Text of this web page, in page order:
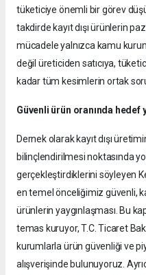
tüketiciye önemli bir görev
takdirde kayıt dışı ürünlerin
mücadele yalnızca kamu
değil üreticiden satıcıya,
kadar tüm kesimlerin ortak
Güvenli ürün oranında hedef
Dernek olarak kayıt dışı
bilinçlendirilmesi noktasında
gerçekleştirdiklerini söyleyen
en temel önceliğimiz güvenli,
ürünlerin yaygınlaşması. Bu
temas kuruyor, T.C. Ticaret
kurumlarla ürün güvenliği ve
alışverişinde bulunuyoruz.